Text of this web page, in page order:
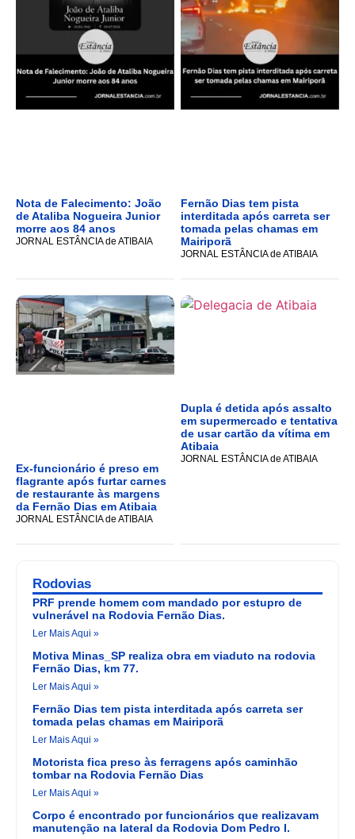
Nota de Falecimento: João
de Ataliba Nogueira Junior
morre aos 84 anos
JORNAL ESTÂNCIA de ATIBAIA
Fernão Dias tem pista
interditada após carreta ser
tomada pelas chamas em
Mairiporã
JORNAL ESTÂNCIA de ATIBAIA
Ex-funcionário é preso em
flagrante após furtar carnes
de restaurante às margens
da Fernão Dias em Atibaia
JORNAL ESTÂNCIA de ATIBAIA
Dupla é detida após assalto
em supermercado e tentativa
de usar cartão da vítima em
Atibaia
JORNAL ESTÂNCIA de ATIBAIA
Rodovias
PRF prende homem com mandado por estupro de
vulnerável na Rodovia Fernão Dias.
Ler Mais Aqui »
Motiva Minas_SP realiza obra em viaduto na rodovia
Fernão Dias, km 77.
Ler Mais Aqui »
Fernão Dias tem pista interditada após carreta ser
tomada pelas chamas em Mairiporã
Ler Mais Aqui »
Motorista fica preso às ferragens após caminhão
tombar na Rodovia Fernão Dias
Ler Mais Aqui »
Corpo é encontrado por funcionários que realizavam
manutenção na lateral da Rodovia Dom Pedro I.